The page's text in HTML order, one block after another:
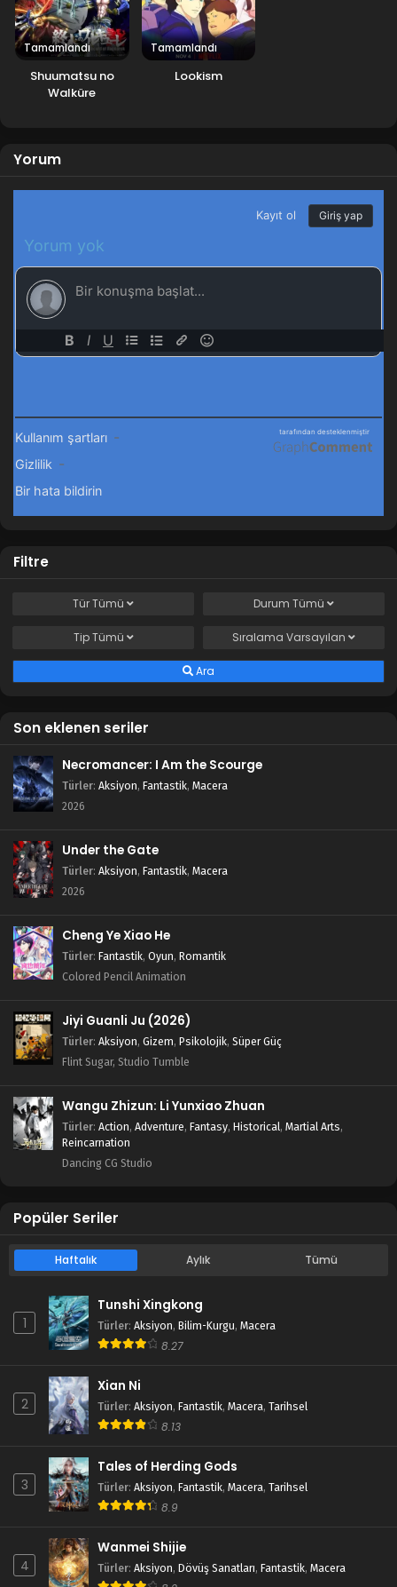
Tamamlandı
Shuumatsu no
Walküre
Tamamlandı
Lookism
Yorum
Filtre
TürTümü Durum Tümü
TipTümü Sıralama Varsayılan
Ara
Son eklenen seriler
Necromancer: I Am the Scourge
Türler: Aksiyon, Fantastik, Macera
2026
Under the Gate
Türler: Aksiyon, Fantastik, Macera
2026
Cheng Ye Xiao He
Türler: Fantastik, Oyun, Romantik
Colored Pencil Animation
Jiyi Guanli Ju (2026)
Türler: Aksiyon, Gizem, Psikolojik, Süper Güç
Flint Sugar, Studio Tumble
Wangu Zhizun: Li Yunxiao Zhuan
Türler: Action, Adventure, Fantasy, Historical, Martial Arts,
Reincarnation
Dancing CG Studio
Popüler Seriler
Haftalık Aylık Tümü
1
Tunshi Xingkong
Türler: Aksiyon, Bilim-Kurgu, Macera
8.27
2
Xian Ni
Türler: Aksiyon, Fantastik, Macera, Tarihsel
8.13
3
Tales of Herding Gods
Türler: Aksiyon, Fantastik, Macera, Tarihsel
8.9
4
Wanmei Shijie
Türler: Aksiyon, Dövüş Sanatları, Fantastik, Macera